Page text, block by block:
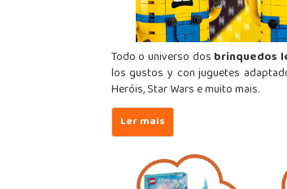
Todo o universo dosbrinquedos
los gustos y con juguetes
Heróis, Star Wars e muito mais.